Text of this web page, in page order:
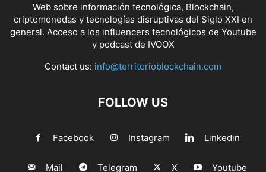
Web sobre información tecnológica, Blockchain,
criptomonedas y tecnologías disruptivas del Siglo XXI en
general. Acceso a los influencers tecnológicos de Youtube
y podcast de IVOOX
Contact us: info@territorioblockchain.com
FOLLOW US
Facebook Instagram Linkedin
Mail Telegram X Youtube